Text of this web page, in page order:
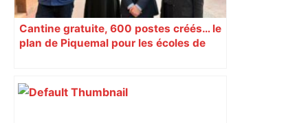
Cantine gratuite, 600 postes créés… le
plan de Piquemal pour les écoles de